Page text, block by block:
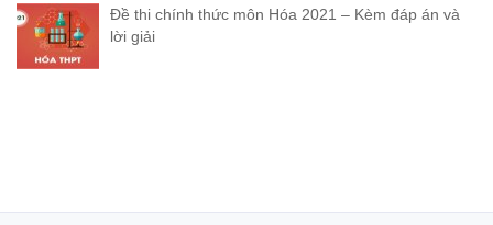
Đề thi chính thức môn Hóa 2021 – Kèm đáp án và
lời giải